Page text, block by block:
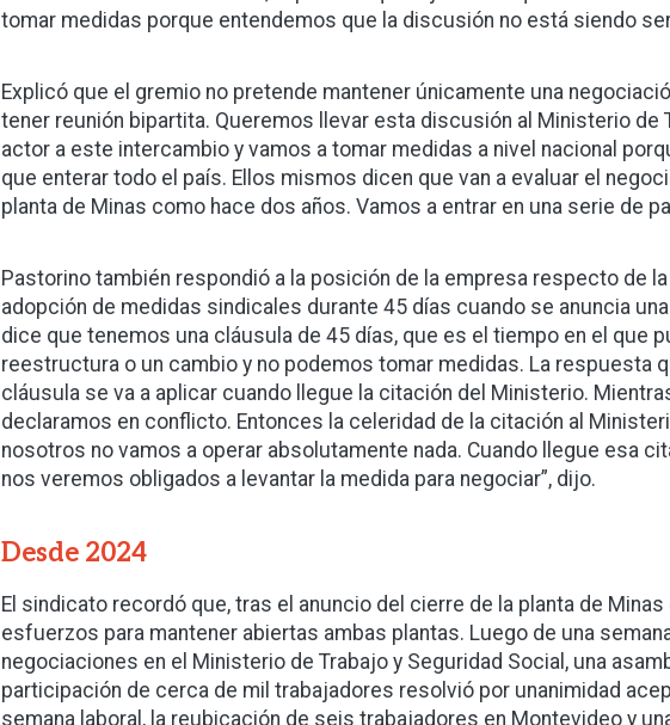
tomar medidas porque entendemos que la discusión no está siendo
Explicó que el gremio no pretende mantener únicamente una
tener reunión bipartita. Queremos llevar esta discusión al Ministerio de
actor a este intercambio y vamos a tomar medidas a nivel nacional
que enterar todo el país. Ellos mismos dicen que van a evaluar el
planta de Minas como hace dos años. Vamos a entrar en una serie de
Pastorino también respondió a la posición de la empresa respecto de
adopción de medidas sindicales durante 45 días cuando se anuncia
dice que tenemos una cláusula de 45 días, que es el tiempo en el que
reestructura o un cambio y no podemos tomar medidas. La respuesta
cláusula se va a aplicar cuando llegue la citación del Ministerio.
declaramos en conflicto. Entonces la celeridad de la citación al
nosotros no vamos a operar absolutamente nada. Cuando llegue esa
nos veremos obligados a levantar la medida para negociar”, dijo.
Desde 2024
El sindicato recordó que, tras el anuncio del cierre de la planta de
esfuerzos para mantener abiertas ambas plantas. Luego de una
negociaciones en el Ministerio de Trabajo y Seguridad Social, una
participación de cerca de mil trabajadores resolvió por unanimidad
semana laboral, la reubicación de seis trabajadores en Montevideo y